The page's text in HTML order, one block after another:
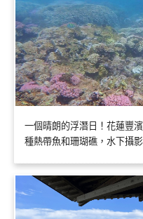
一個晴朗的浮潛日！花蓮豐
種熱帶魚和珊瑚礁，水下攝